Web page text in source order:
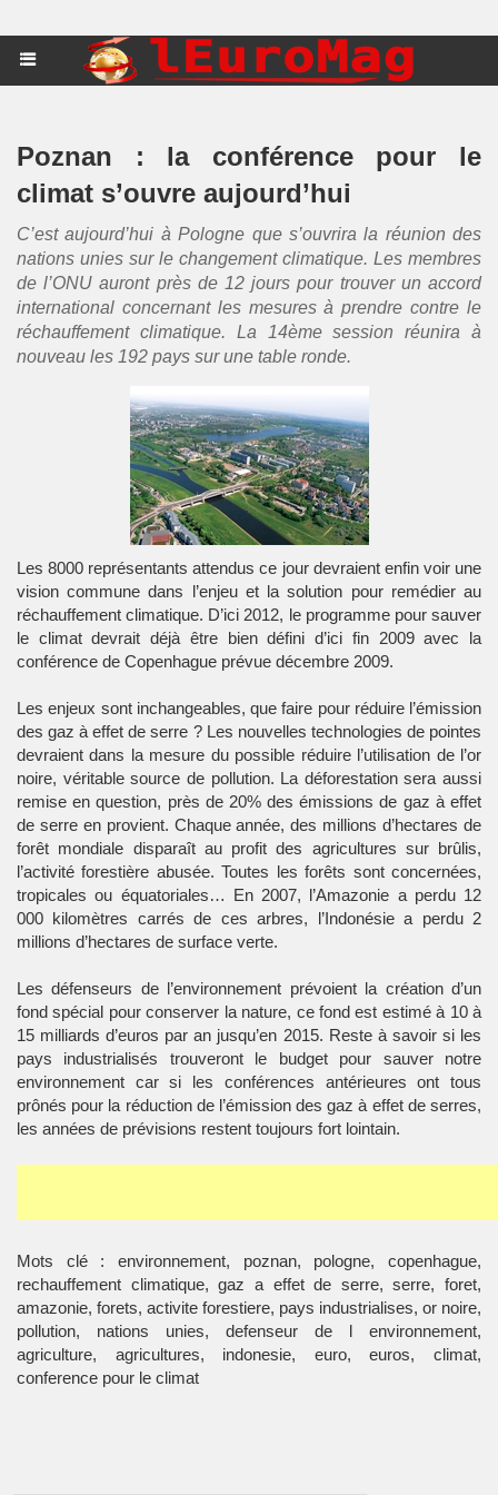
Poznan : la conférence pour le
climat s’ouvre aujourd’hui
C’est aujourd’hui à Pologne que s’ouvrira la réunion des
nations unies sur le changement climatique. Les membres
de l’ONU auront près de 12 jours pour trouver un accord
international concernant les mesures à prendre contre le
réchauffement climatique. La 14ème session réunira à
nouveau les 192 pays sur une table ronde.
Les 8000 représentants attendus ce jour devraient enfin voir une
vision commune dans l’enjeu et la solution pour remédier au
réchauffement climatique. D’ici 2012, le programme pour sauver
le climat devrait déjà être bien défini d’ici fin 2009 avec la
conférence de Copenhague prévue décembre 2009.
Les enjeux sont inchangeables, que faire pour réduire l’émission
des gaz à effet de serre ? Les nouvelles technologies de pointes
devraient dans la mesure du possible réduire l’utilisation de l’or
noire, véritable source de pollution. La déforestation sera aussi
remise en question, près de 20% des émissions de gaz à effet
de serre en provient. Chaque année, des millions d’hectares de
forêt mondiale disparaît au profit des agricultures sur brûlis,
l’activité forestière abusée. Toutes les forêts sont concernées,
tropicales ou équatoriales… En 2007, l’Amazonie a perdu 12
000 kilomètres carrés de ces arbres, l’Indonésie a perdu 2
millions d’hectares de surface verte.
Les défenseurs de l’environnement prévoient la création d’un
fond spécial pour conserver la nature, ce fond est estimé à 10 à
15 milliards d’euros par an jusqu’en 2015. Reste à savoir si les
pays industrialisés trouveront le budget pour sauver notre
environnement car si les conférences antérieures ont tous
prônés pour la réduction de l’émission des gaz à effet de serres,
les années de prévisions restent toujours fort lointain.
Mots clé : environnement, poznan, pologne, copenhague,
rechauffement climatique, gaz a effet de serre, serre, foret,
amazonie, forets, activite forestiere, pays industrialises, or noire,
pollution, nations unies, defenseur de l environnement,
agriculture, agricultures, indonesie, euro, euros, climat,
conference pour le climat